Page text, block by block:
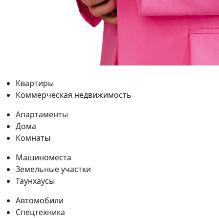
Квартиры
Коммерческая недвижимость
Апартаменты
Дома
Комнаты
Машиноместа
Земельные участки
Таунхаусы
Автомобили
Спецтехника